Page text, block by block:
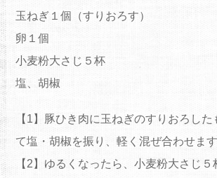
玉ねぎ１個（すりおろす）
卵１個
小麦粉大さじ５杯
塩、胡椒
【1】豚ひき肉に玉ねぎのすりおろした
て塩・胡椒を振り、軽く混ぜ合わせます
【2】ゆるくなったら、小麦粉大さじ５